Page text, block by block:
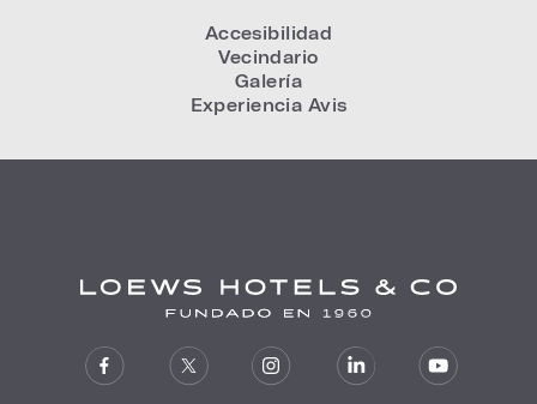
Accesibilidad
Vecindario
Galería
Experiencia Avis